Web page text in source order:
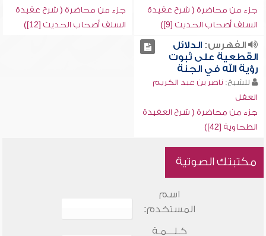
جزء من محاضرة ( شرح عقيدة
السلف أصحاب الحديث [9])
جزء من محاضرة ( شرح عقيدة
السلف أصحاب الحديث [12])
الفهرس:الدلائل
القطعية على ثبوت
رؤية الله في الجنة
للشيخ: ناصر بن عبد الكريم
العقل
جزء من محاضرة ( شرح العقيدة
الطحاوية [42])
مكتبتك الصوتية
اسم
المستخدم:
كـلـــمـة